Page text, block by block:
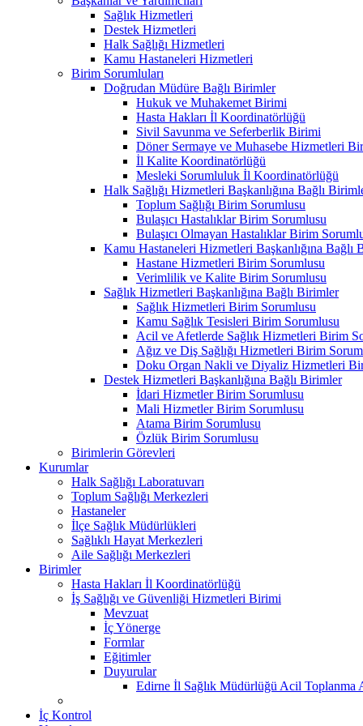
Sağlık Hizmetleri
Destek Hizmetleri
Halk Sağlığı Hizmetleri
Kamu Hastaneleri Hizmetleri
Birim Sorumluları
Doğrudan Müdüre Bağlı Birimler
Hukuk ve Muhakemet Birimi
Hasta Hakları İl Koordinatörlüğü
Sivil Savunma ve Seferberlik Birimi
Döner Sermaye ve Muhasebe Hizmetleri
İl Kalite Koordinatörlüğü
Mesleki Sorumluluk İl Koordinatörlüğü
Halk Sağlığı Hizmetleri Başkanlığına Bağlı
Toplum Sağlığı Birim Sorumlusu
Bulaşıcı Hastalıklar Birim Sorumlusu
Bulaşıcı Olmayan Hastalıklar Birim
Kamu Hastaneleri Hizmetleri Başkanlığına Bağlı
Hastane Hizmetleri Birim Sorumlusu
Verimlilik ve Kalite Birim Sorumlusu
Sağlık Hizmetleri Başkanlığına Bağlı Birimler
Sağlık Hizmetleri Birim Sorumlusu
Kamu Sağlık Tesisleri Birim Sorumlusu
Acil ve Afetlerde Sağlık Hizmetleri Birim
Ağız ve Diş Sağlığı Hizmetleri Birim
Doku Organ Nakli ve Diyaliz Hizmetleri
Destek Hizmetleri Başkanlığına Bağlı Birimler
İdari Hizmetler Birim Sorumlusu
Mali Hizmetler Birim Sorumlusu
Atama Birim Sorumlusu
Özlük Birim Sorumlusu
Birimlerin Görevleri
Kurumlar
Halk Sağlığı Laboratuvarı
Toplum Sağlığı Merkezleri
Hastaneler
İlçe Sağlık Müdürlükleri
Sağlıklı Hayat Merkezleri
Aile Sağlığı Merkezleri
Birimler
Hasta Hakları İl Koordinatörlüğü
İş Sağlığı ve Güvenliği Hizmetleri Birimi
Mevzuat
İç Yönerge
Formlar
Eğitimler
Duyurular
Edirne İl Sağlık Müdürlüğü Acil Toplanma
İç Kontrol